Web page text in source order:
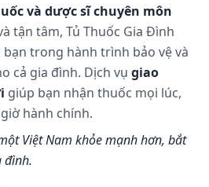
và dược sĩ chuyên môn
tận tâm, Tủ Thuốc Gia Đình
trong hành trình bảo vệ và
cả gia đình. Dịch vụ giao
giúp bạn nhận thuốc mọi lúc,
hành chính.
Việt Nam khỏe mạnh hơn, bắt
đình.